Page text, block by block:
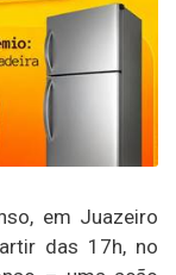
em Juazeiro
das 17h, no